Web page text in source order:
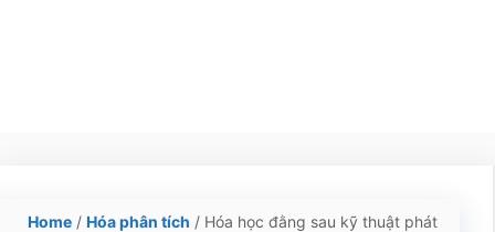
Home / Hóa phân tích / Hóa học đằng sau kỹ thuật phát